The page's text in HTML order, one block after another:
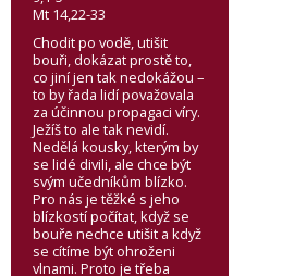
Mt 14,22-33
Chodit po vodě, utišit
bouři, dokázat prostě to,
co jiní jen tak nedokážou –
to by řada lidí považovala
za účinnou propagaci víry.
Ježíš to ale tak nevidí.
Nedělá kousky, kterým by
se lidé divili, ale chce být
svým učedníkům blízko.
Pro nás je těžké s jeho
blízkostí počítat, když se
bouře nechce utišit a když
se cítíme být ohroženi
vlnami. Proto je třeba